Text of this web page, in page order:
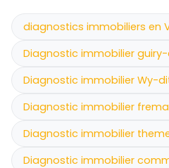
diagnostics immobiliers en
Diagnostic immobilier
Diagnostic immobilier Wy-
Diagnostic immobilier
Diagnostic immobilier
Diagnostic immobilier